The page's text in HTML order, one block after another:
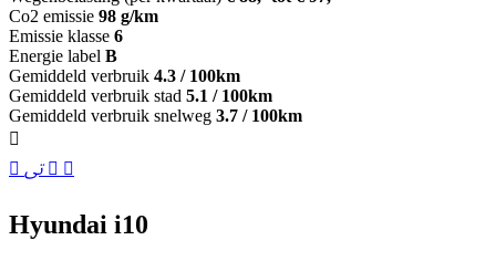
Co2 emissie 98 g/km
Emissie klasse 6
Energie label B
Gemiddeld verbruik 4.3 / 100km
Gemiddeld verbruik stad 5.1 / 100km
Gemiddeld verbruik snelweg 3.7 / 100km
Hyundai i10